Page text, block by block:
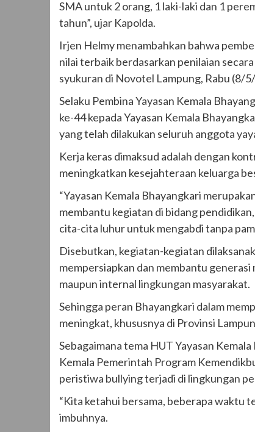
SMA untuk 2 orang, 1 laki-laki dan 1
tahun”, ujar Kapolda.
Irjen Helmy menambahkan bahwa
nilai terbaik berdasarkan penilaian
syukuran di Novotel Lampung, Rabu (8/
Selaku Pembina Yayasan Kemala
ke-44 kepada Yayasan Kemala
yang telah dilakukan seluruh anggota
Kerja keras dimaksud adalah dengan
meningkatkan kesejahteraan keluarga
“Yayasan Kemala Bhayangkari
membantu kegiatan di bidang
cita-cita luhur untuk mengabdi tanpa
Disebutkan, kegiatan-kegiatan
mempersiapkan dan membantu
maupun internal lingkungan masyarakat.
Sehingga peran Bhayangkari dalam
meningkat, khususnya di Provinsi
Sebagaimana tema HUT Yayasan
Kemala Pemerintah Program
peristiwa bullying terjadi di lingkungan
“Kita ketahui bersama, beberapa waktu
imbuhnya.